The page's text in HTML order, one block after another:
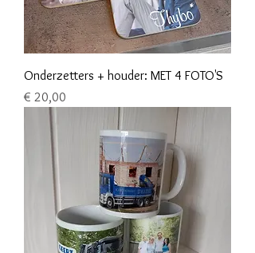
Onderzetters + houder: MET 4 FOTO'S
Prijs
€ 20,00